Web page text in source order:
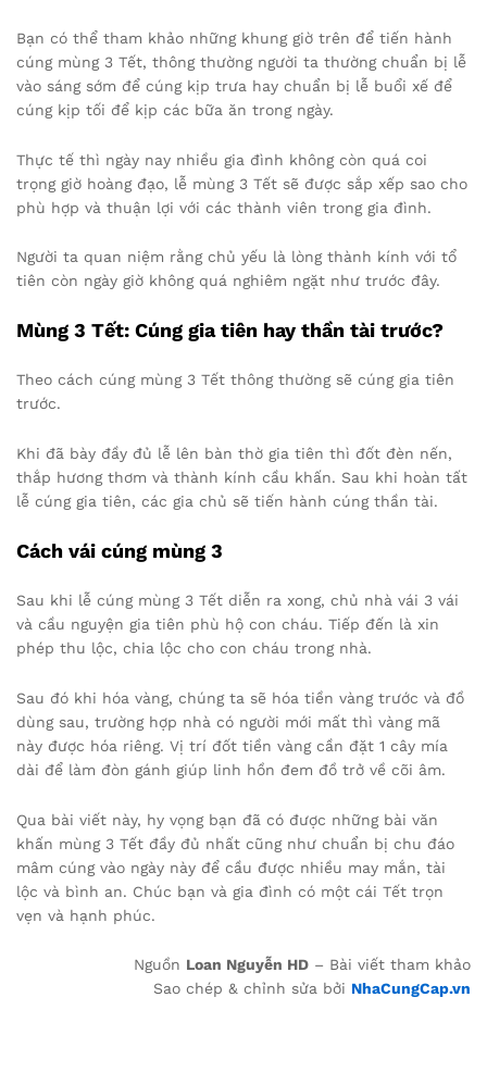
Bạn có thể tham khảo những khung giờ trên để tiến hành
cúng mùng 3 Tết, thông thường người ta thường chuẩn bị lễ
vào sáng sớm để cúng kịp trưa hay chuẩn bị lễ buổi xế để
cúng kịp tối để kịp các bữa ăn trong ngày.
Thực tế thì ngày nay nhiều gia đình không còn quá coi
trọng giờ hoàng đạo, lễ mùng 3 Tết sẽ được sắp xếp sao cho
phù hợp và thuận lợi với các thành viên trong gia đình.
Người ta quan niệm rằng chủ yếu là lòng thành kính với tổ
tiên còn ngày giờ không quá nghiêm ngặt như trước đây.
Mùng 3 Tết: Cúng gia tiên hay thần tài trước?
Theo cách cúng mùng 3 Tết thông thường sẽ cúng gia tiên
trước.
Khi đã bày đầy đủ lễ lên bàn thờ gia tiên thì đốt đèn nến,
thắp hương thơm và thành kính cầu khấn. Sau khi hoàn tất
lễ cúng gia tiên, các gia chủ sẽ tiến hành cúng thần tài.
Cách vái cúng mùng 3
Sau khi lễ cúng mùng 3 Tết diễn ra xong, chủ nhà vái 3 vái
và cầu nguyện gia tiên phù hộ con cháu. Tiếp đến là xin
phép thu lộc, chia lộc cho con cháu trong nhà.
Sau đó khi hóa vàng, chúng ta sẽ hóa tiền vàng trước và đồ
dùng sau, trường hợp nhà có người mới mất thì vàng mã
này được hóa riêng. Vị trí đốt tiền vàng cần đặt 1 cây mía
dài để làm đòn gánh giúp linh hồn đem đồ trở về cõi âm.
Qua bài viết này, hy vọng bạn đã có được những bài văn
khấn mùng 3 Tết đầy đủ nhất cũng như chuẩn bị chu đáo
mâm cúng vào ngày này để cầu được nhiều may mắn, tài
lộc và bình an. Chúc bạn và gia đình có một cái Tết trọn
vẹn và hạnh phúc.
Nguồn Loan Nguyễn HD – Bài viết tham khảo
Sao chép & chỉnh sửa bởi NhaCungCap.vn